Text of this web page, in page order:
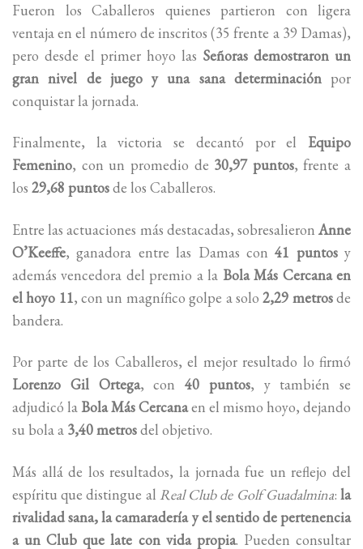
Fueron los Caballeros quienes partieron con ligera
ventaja en el número de inscritos (35 frente a 39 Damas),
pero desde el primer hoyo las Señoras demostraron un
gran nivel de juego y una sana determinaciónpor
conquistar la jornada.
Finalmente, la victoria se decantó por el Equipo
Femenino, con un promedio de 30,97 puntos, frente a
los 29,68 puntosde los Caballeros.
Entre las actuaciones más destacadas, sobresalieron Anne
O’Keeffe, ganadora entre las Damas con41 puntosy
además vencedora del premio a la Bola Más Cercana en
el hoyo 11, con un magnífico golpe a solo2,29 metrosde
bandera.
Por parte de los Caballeros, el mejor resultado lo firmó
Lorenzo Gil Ortega, con 40 puntos, y también se
adjudicó laBola Más Cercanaen el mismo hoyo, dejando
su bola a 3,40 metrosdel objetivo.
Más allá de los resultados, la jornada fue un reflejo del
espíritu que distingue al Real Club de Golf Guadalmina:la
rivalidad sana, la camaradería y el sentido de pertenencia
a un Club que late con vida propia. Pueden consultar